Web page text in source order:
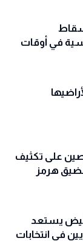
في أوقات
على تكثيف
هرمز
يستعد
في انتخابات